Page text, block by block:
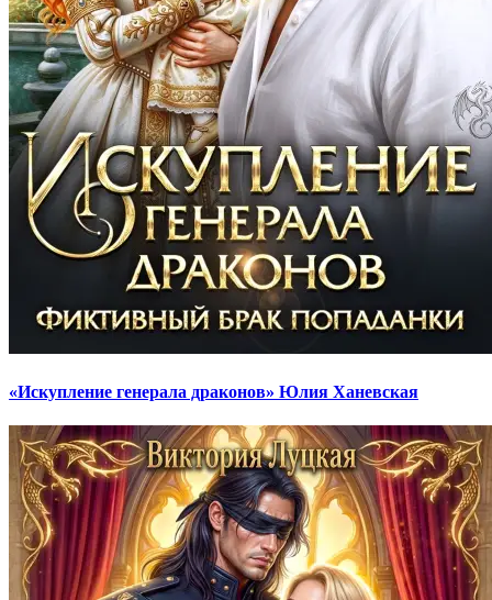
«Искупление генерала драконов» Юлия Ханевская